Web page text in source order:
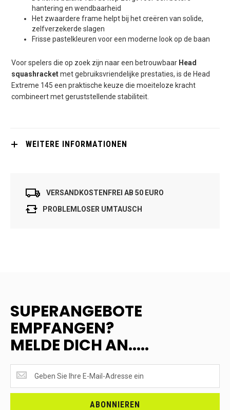
hantering en wendbaarheid
Het zwaardere frame helpt bij het creëren van solide,
zelfverzekerde slagen
Frisse pastelkleuren voor een moderne look op de baan
Voor spelers die op zoek zijn naar een betrouwbaar Head
squashracketmet gebruiksvriendelijke prestaties, is de Head
Extreme 145 een praktische keuze die moeiteloze kracht
combineert met geruststellende stabiliteit.
WEITERE INFORMATIONEN
VERSANDKOSTENFREI AB 50 EURO
PROBLEMLOSER UMTAUSCH
SUPERANGEBOTE
EMPFANGEN?
MELDE DICH AN.....
EMPFANGEN?
<br>MELDE
ABONNIEREN